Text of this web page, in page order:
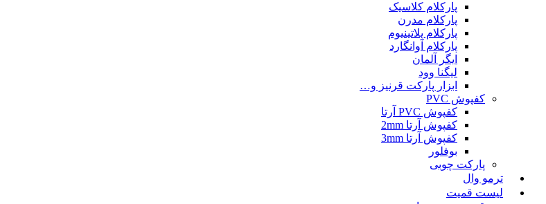
پارکلام کلاسیک
پارکلام مدرن
پارکلام پلاتینیوم
پارکلام آوانگارد
ایگر آلمان
لیگنا وود
ابزار پارکت قرنیز و…
کفپوش PVC
کفپوش PVC آرتا
کفپوش آرتا 2mm
کفپوش آرتا 3mm
بوفلور
پارکت چوبی
ترمو وال
لیست قمیت